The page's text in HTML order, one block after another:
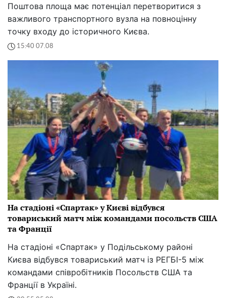
Поштова площа має потенціал перетворитися з
важливого транспортного вузла на повноцінну
точку входу до історичного Києва.
15:40 07.08
На стадіоні «Спартак» у Києві відбувся
товариський матч між командами посольств США
та Франції
На стадіоні «Спартак» у Подільському районі
Києва відбувся товариський матч із РЕГБІ-5 між
командами співробітників Посольств США та
Франції в Україні.